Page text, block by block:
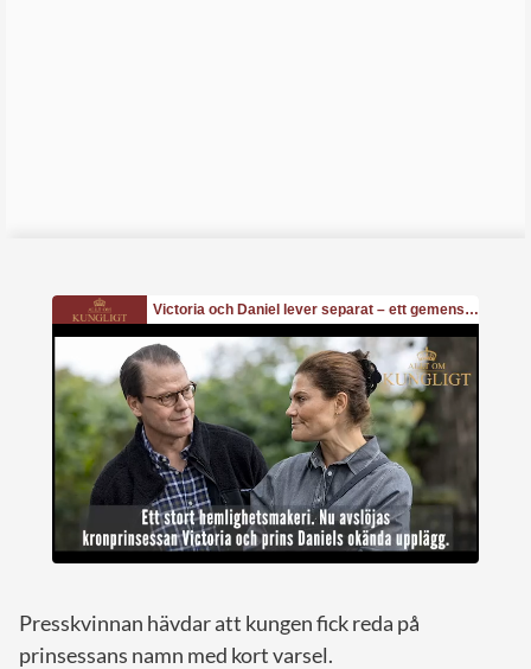
Presskvinnan hävdar att kungen fick reda på
prinsessans namn med kort varsel.